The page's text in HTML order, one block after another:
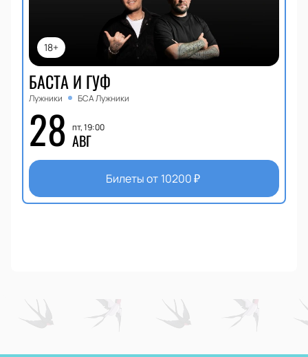
18+
БАСТА И ГУФ
Лужники БСА Лужники
28 пт, 19:00
АВГ
Билеты от 10200₽